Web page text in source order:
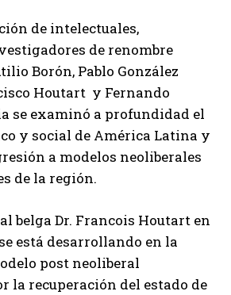
de intelectuales,
de renombre
Borón, Pablo González
Houtart y Fernando
se examinó a profundidad el
y social de América Latina y
a modelos neoliberales
de la región.
belga Dr. Francois Houtart en
está desarrollando en la
post neoliberal
la recuperación del estado de